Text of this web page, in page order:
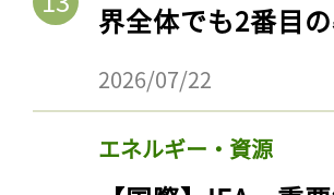
界全体でも2番目
2026/07/22
エネルギー・資源